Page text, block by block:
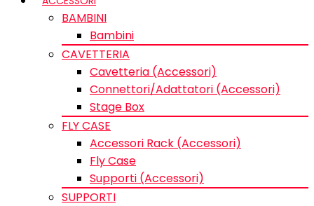
BAMBINI
Bambini
CAVETTERIA
Cavetteria (Accessori)
Connettori/Adattatori (Accessori)
Stage Box
FLY CASE
Accessori Rack (Accessori)
Fly Case
Supporti (Accessori)
SUPPORTI